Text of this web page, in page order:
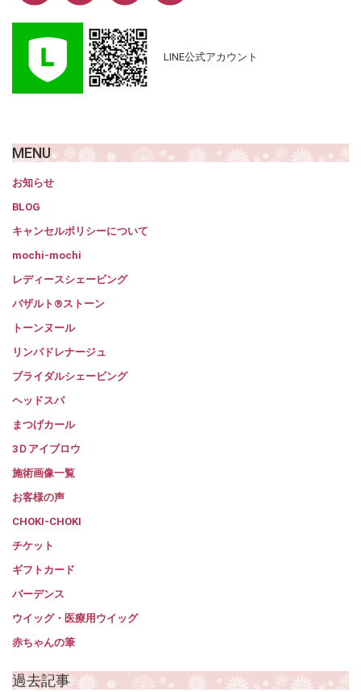
LINE公式アカウント
MENU
お知らせ
BLOG
キャンセルポリシーについて
mochi-mochi
レディースシェービング
バザルト®ストーン
トーンヌール
リンパドレナージュ
ブライダルシェービング
ヘッドスパ
まつげカール
3Ｄアイブロウ
施術画像一覧
お客様の声
CHOKI-CHOKI
チケット
ギフトカード
バーデンス
ウイッグ・医療用ウイッグ
赤ちゃんの筆
過去記事